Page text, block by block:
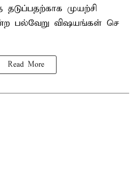
முயற்சி
பல்வேறு விஷயங்கள் செ
Read More